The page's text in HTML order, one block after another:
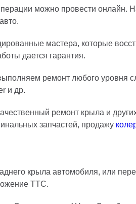
можно провести онлайн.
мастера, которые
дается гарантия.
ремонт любого
и др.
ремонт крыла и
запчастей, продажу
крыла автомобиля, или
ТТС.